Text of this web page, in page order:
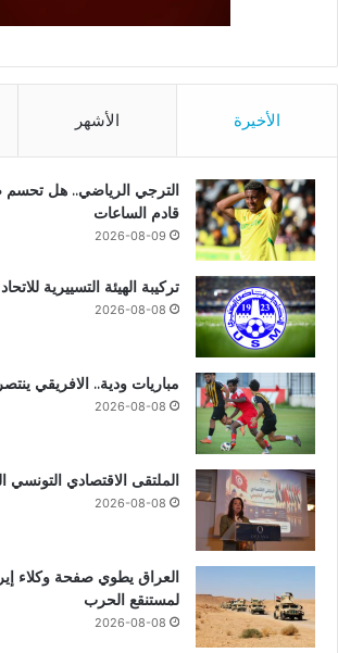
الأخيرة الأشهر
الترجي الرياضي.. هل تحسم
قادم الساعات
2026-08-09
تركيبة الهيئة التسييرية
2026-08-08
مباريات ودية.. الافريقي
2026-08-08
الملتقى الاقتصادي التونسي
2026-08-08
العراق يطوي صفحة وكلاء
لمستنقع الحرب
2026-08-08